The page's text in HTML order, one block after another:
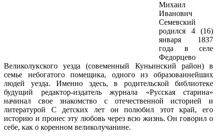
Михаил
Иванович
Семевский
родился 4 (16)
января 1837
года в селе
Федорцево
Великолукского уезда (совеменный Куньинский район) в
семье небогатого помещика, одного из образованнейших
людей уезда. Именно здесь, в родительской библиотеке
будущий редактор-издатель журнала «Русская старина»
начинал свое знакомство с отечественной историей и
литературой С детских лет он полюбил этот край, его
историю и пронес эту любовь через всю жизнь. Он говорил о
себе, как о коренном великолучанине.